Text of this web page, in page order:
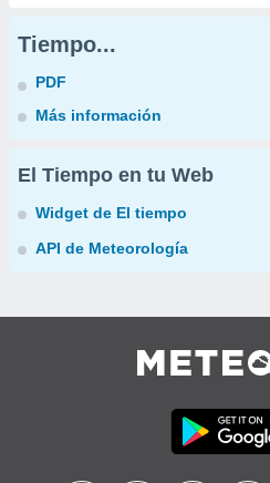
Tiempo...
PDF
Más información
El Tiempo en tu Web
Widget de El tiempo
API de Meteorología